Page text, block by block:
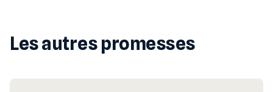
Les autres promesses